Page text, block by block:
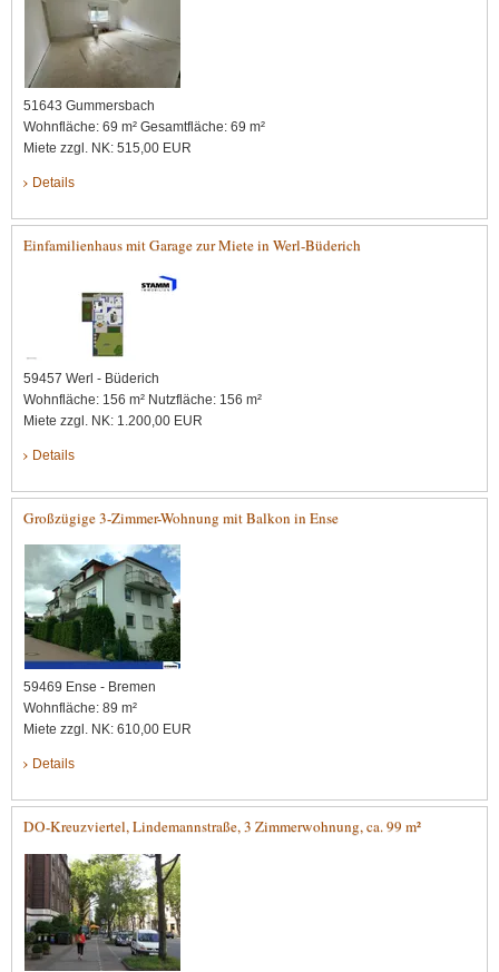
51643 Gummersbach
Wohnfläche: 69 m² Gesamtfläche: 69 m²
Miete zzgl. NK: 515,00 EUR
Details
Einfamilienhaus mit Garage zur Miete in Werl-Büderich
59457 Werl - Büderich
Wohnfläche: 156 m² Nutzfläche: 156 m²
Miete zzgl. NK: 1.200,00 EUR
Details
Großzügige 3-Zimmer-Wohnung mit Balkon in Ense
59469 Ense - Bremen
Wohnfläche: 89 m²
Miete zzgl. NK: 610,00 EUR
Details
DO-Kreuzviertel, Lindemannstraße, 3 Zimmerwohnung, ca. 99 m²